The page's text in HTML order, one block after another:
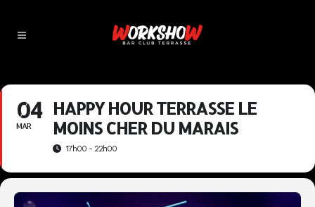
04
MAR
HAPPY HOUR TERRASSE LE
MOINS CHER DU MARAIS
17h00 - 22h00